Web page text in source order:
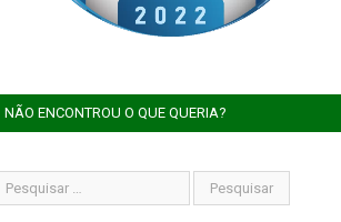
NÃO ENCONTROU O QUE QUERIA?